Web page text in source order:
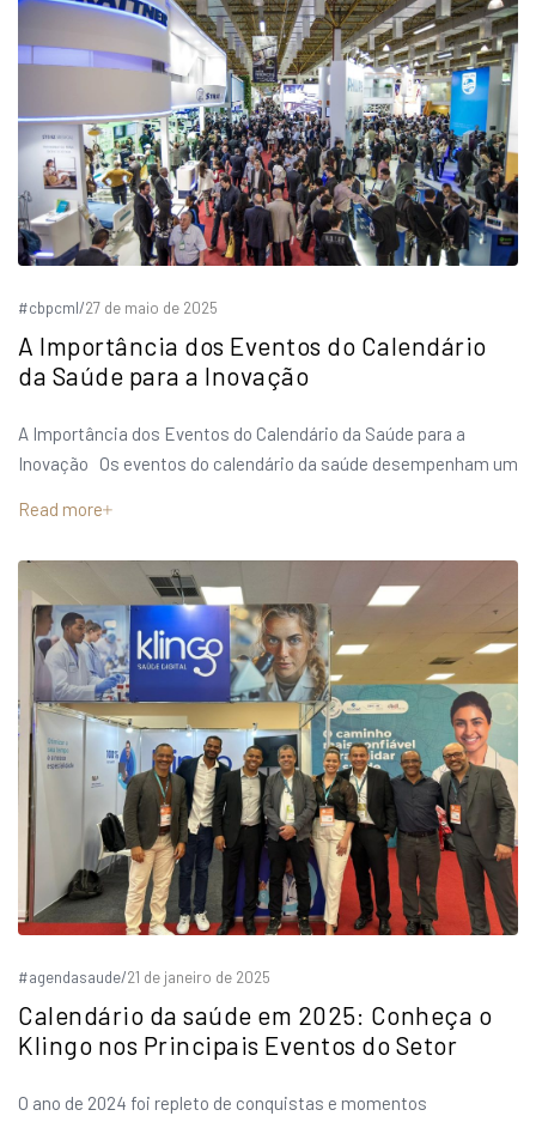
#cbpcml/27 de maio de 2025
A Importância dos Eventos do Calendário
da Saúde para a Inovação
A Importância dos Eventos do Calendário da Saúde para a
Inovação Os eventos do calendário da saúde desempenham um
Read more
#agendasaude/21 de janeiro de 2025
Calendário da saúde em 2025: Conheça o
Klingo nos Principais Eventos do Setor
O ano de 2024 foi repleto de conquistas e momentos